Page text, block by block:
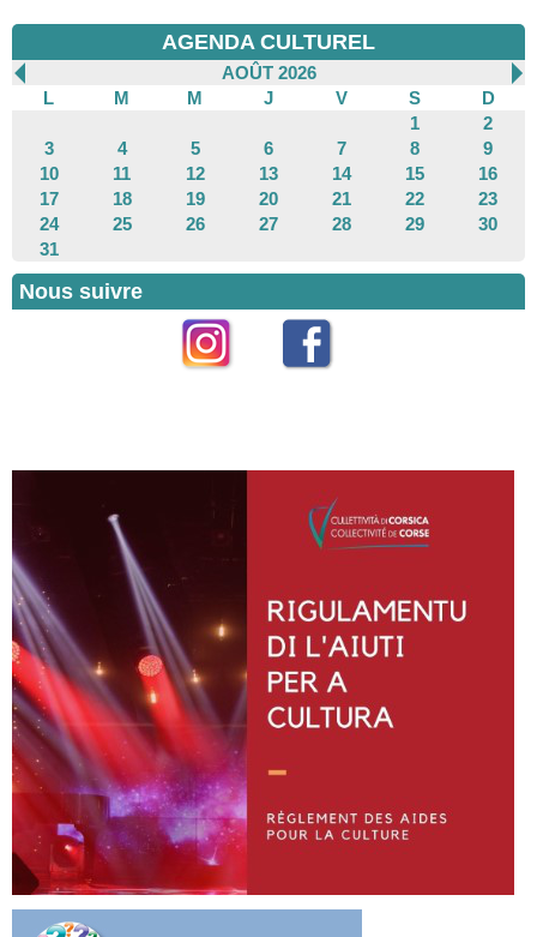
AGENDA CULTUREL
AOÛT 2026
L
M M J V S
D
1
2
3
4 5 6 7 8
9
10
11 12 13 14 15
16
17
18 19 20 21 22
23
24
25 26 27 28 29
30
31
Nous suivre